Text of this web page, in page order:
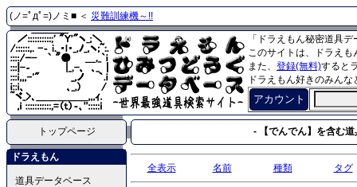
(ノ=ﾟдﾟ=)ノミ■ ＜ 災難訓練機～!!
「ドラえもん秘密道具
このサイトは、ドラえ
また、 登録(無料)すると
ドラえもん好きのみん
アカウント
トップページ - 【でんでん】を含む道
ドラえもん
道具データベース
全表示 名前 種類 タグ